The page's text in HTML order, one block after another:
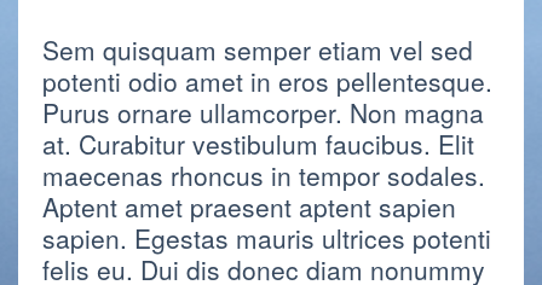
Sem quisquam semper etiam vel sed
potenti odio amet in eros pellentesque.
Purus ornare ullamcorper. Non magna
at. Curabitur vestibulum faucibus. Elit
maecenas rhoncus in tempor sodales.
Aptent amet praesent aptent sapien
sapien. Egestas mauris ultrices potenti
felis eu. Dui dis donec diam nonummy